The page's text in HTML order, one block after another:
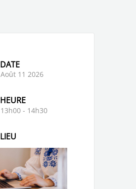
DATE
Août 11 2026
HEURE
13h00 - 14h30
LIEU